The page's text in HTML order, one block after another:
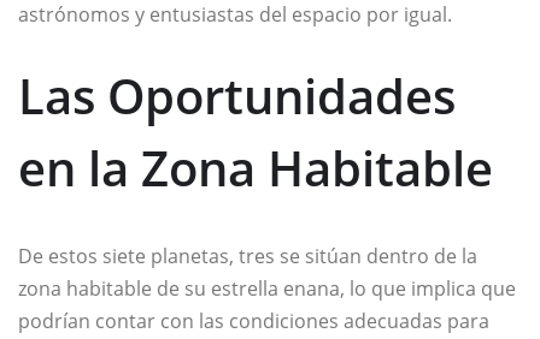
astrónomos y entusiastas del espacio por igual.
Las Oportunidades
en la Zona Habitable
De estos siete planetas, tres se sitúan dentro de la
zona habitable de su estrella enana, lo que implica que
podrían contar con las condiciones adecuadas para